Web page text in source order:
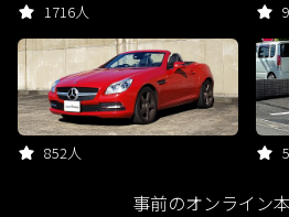
1716人
852人
事前のオンライン